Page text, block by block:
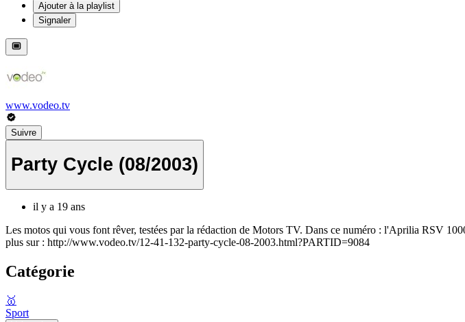
Ajouter à la playlist
Signaler
www.vodeo.tv
Suivre
Party Cycle (08/2003)
il y a 19 ans
Les motos qui vous font rêver, testées par la rédaction de Motors TV. Dans ce numéro : l'Aprilia RSV
plus sur : http://www.vodeo.tv/12-41-132-party-cycle-08-2003.html?PARTID=9084
Catégorie
🥇
Sport